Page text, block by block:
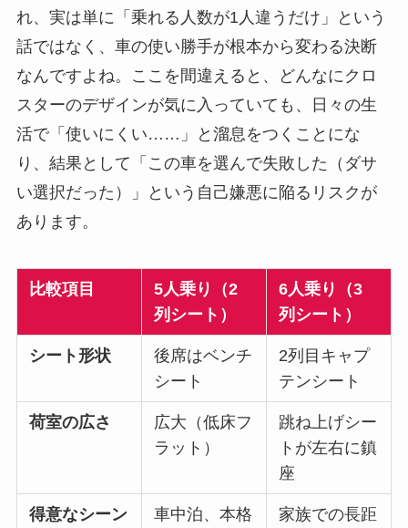
れ、実は単に「乗れる人数が1人違うだけ」という
話ではなく、車の使い勝手が根本から変わる決断
なんですよね。ここを間違えると、どんなにクロ
スターのデザインが気に入っていても、日々の生
活で「使いにくい……」と溜息をつくことにな
り、結果として「この車を選んで失敗した（ダサ
い選択だった）」という自己嫌悪に陥るリスクが
あります。
比較項目
5人乗り（2
列シート）
6人乗り（3
列シート）
シート形状
後席はベンチ
シート
2列目キャプ
テンシート
荷室の広さ
広大（低床フ
ラット）
跳ね上げシー
トが左右に鎮
座
得意なシーン
車中泊、本格
家族での長距